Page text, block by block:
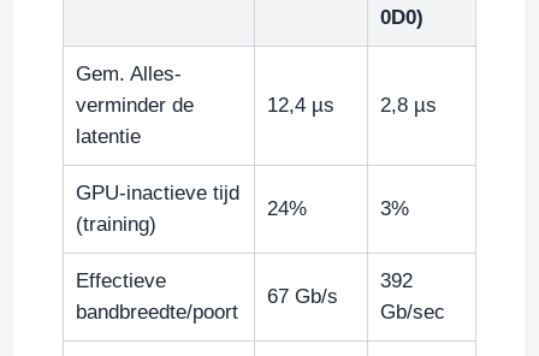
Gevallen
Vraag een offerte aan
optische transceivermodule
De Schakelaar van het Mellanoxnetwerk
0D0)
Gem. Alles-
verminder de
latentie
12,4 µs 2,8 µs
GPU-inactieve tijd
(training)
24% 3%
Effectieve
bandbreedte/poort
67 Gb/s
392
Gb/sec